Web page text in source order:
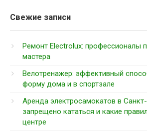
Свежие записи
Ремонт Electrolux: профессионалы
мастера
Велотренажер: эффективный
форму дома и в спортзале
Аренда электросамокатов в
запрещено кататься и какие
центре